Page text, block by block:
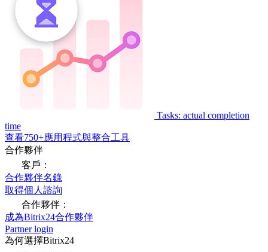
Tasks: actual completion
time
查看750+應用程式與整合工具
合作夥伴
客戶：
合作夥伴名錄
取得個人諮詢
合作夥伴：
成為Bitrix24合作夥伴
Partner login
為何選擇Bitrix24